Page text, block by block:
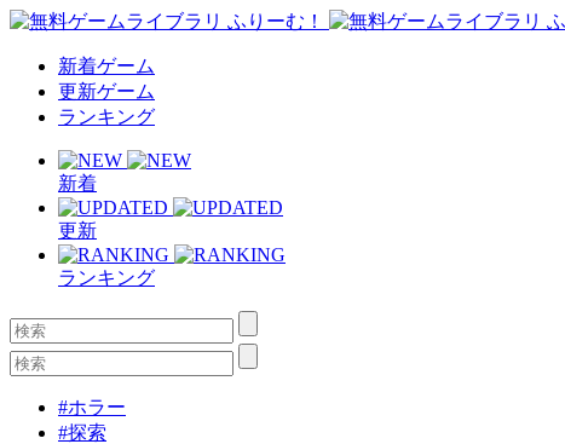
新着ゲーム
更新ゲーム
ランキング
新着
更新
ランキング
#ホラー
#探索